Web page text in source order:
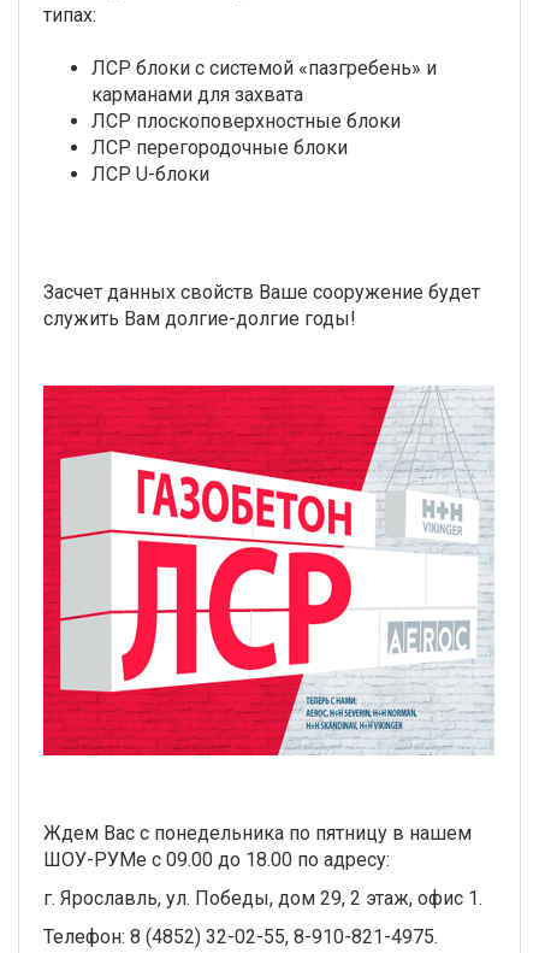
типах:
ЛСР блоки с системой «пазгребень» и
карманами для захвата
ЛСР плоскоповерхностные блоки
ЛСР перегородочные блоки
ЛСР U-блоки
Засчет данных свойств Ваше сооружение будет
служить Вам долгие-долгие годы!
Ждем Вас с понедельника по пятницу в нашем
ШОУ-РУМе с 09.00 до 18.00 по адресу:
г. Ярославль, ул. Победы, дом 29, 2 этаж, офис 1.
Телефон: 8 (4852) 32-02-55, 8-910-821-4975.